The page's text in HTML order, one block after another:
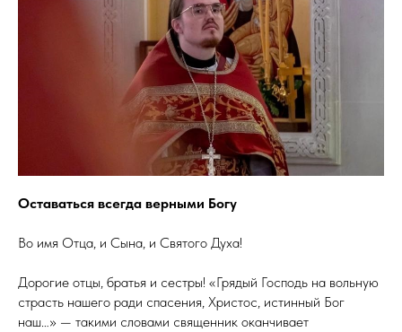
Оставаться всегда верными Богу
Во имя Отца, и Сына, и Святого Духа!
Дорогие отцы, братья и сестры! «Грядый Господь на вольную
страсть нашего ради спасения, Христос, истинный Бог
наш…» — такими словами священник оканчивает